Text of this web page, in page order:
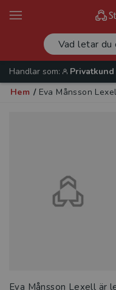
Handlar som:
Privatkund
Hem / Eva Månsson
Eva Månsson Lexell är